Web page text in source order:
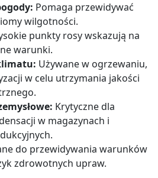
Pomaga przewidywać
wilgotności.
punkty rosy wskazują na
warunki.
Używane w ogrzewaniu,
w celu utrzymania jakości
Krytyczne dla
w magazynach i
do przewidywania warunków
zdrowotnych upraw.